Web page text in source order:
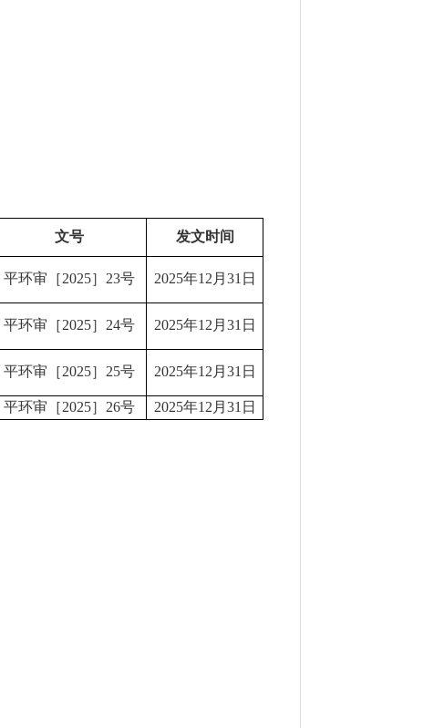
文号 发文时间
平环审 ［2025］ 23号 2025年12 月 31 日
平环审 ［2025］ 24号 2025年12 月 31 日
平环审 ［2025］ 25号 2025年12 月 31 日
平环审 ［2025］ 26号 2025年12 月 31 日